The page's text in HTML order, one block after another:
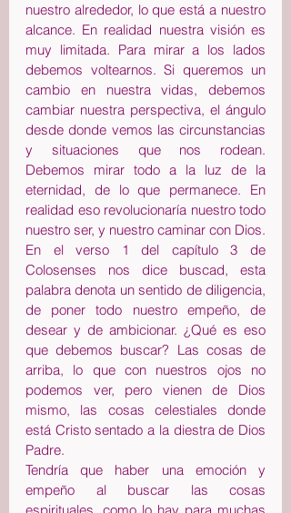
nuestro alrededor, lo que está a nuestro
alcance. En realidad nuestra visión es
muy limitada. Para mirar a los lados
debemos voltearnos. Si queremos un
cambio en nuestra vidas, debemos
cambiar nuestra perspectiva, el ángulo
desde donde vemos las circunstancias
y situaciones que nos rodean.
Debemos mirar todo a la luz de la
eternidad, de lo que permanece. En
realidad eso revolucionaría nuestro todo
nuestro ser, y nuestro caminar con Dios.
En el verso 1 del capítulo 3 de
Colosenses nos dice buscad, esta
palabra denota un sentido de diligencia,
de poner todo nuestro empeño, de
desear y de ambicionar. ¿Qué es eso
que debemos buscar? Las cosas de
arriba, lo que con nuestros ojos no
podemos ver, pero vienen de Dios
mismo, las cosas celestiales donde
está Cristo sentado a la diestra de Dios
Padre.
Tendría que haber una emoción y
empeño al buscar las cosas